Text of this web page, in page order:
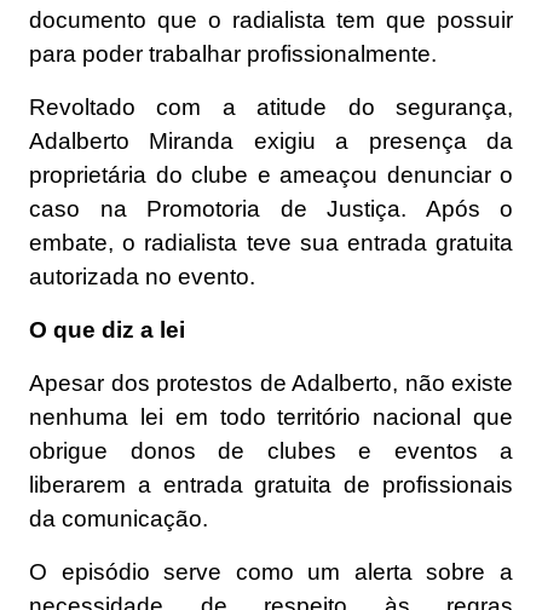
documento que o radialista tem que possuir
para poder trabalhar profissionalmente.
Revoltado com a atitude do segurança,
Adalberto Miranda exigiu a presença da
proprietária do clube e ameaçou denunciar o
caso na Promotoria de Justiça. Após o
embate, o radialista teve sua entrada gratuita
autorizada no evento.
O que diz a lei
Apesar dos protestos de Adalberto, não existe
nenhuma lei em todo território nacional que
obrigue donos de clubes e eventos a
liberarem a entrada gratuita de profissionais
da comunicação.
O episódio serve como um alerta sobre a